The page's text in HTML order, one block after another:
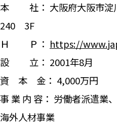
本 社： 大阪府大阪市淀
240 3F
Ｈ Ｐ： https://
設 立： 2001年8月
資 本 金： 4,000万円
事 業 内 容： 労働者派遣業
海外人材事業